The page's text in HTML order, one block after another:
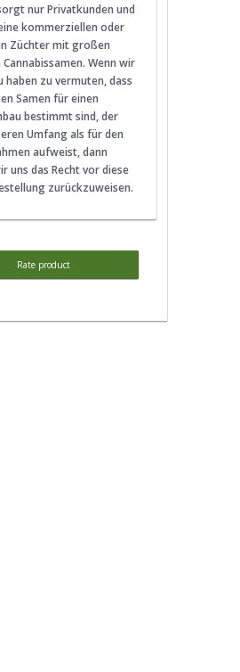
nur Privatkunden und
kommerziellen oder
Züchter mit großen
Wenn wir
haben zu vermuten, dass
Samen für einen
bestimmt sind, der
Umfang als für den
aufweist, dann
uns das Recht vor diese
zurückzuweisen.
Rate product